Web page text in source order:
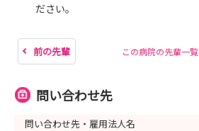
ださい。
前の先輩 この病院の先輩一覧
問い合わせ先
問い合わせ先・雇用法人名